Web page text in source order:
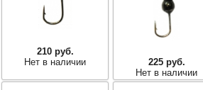
210 руб.
Нет в наличии
225 руб.
Нет в наличии